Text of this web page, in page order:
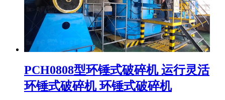
PCH0808型环锤式破碎机 运行灵活
环锤式破碎机 环锤式破碎机